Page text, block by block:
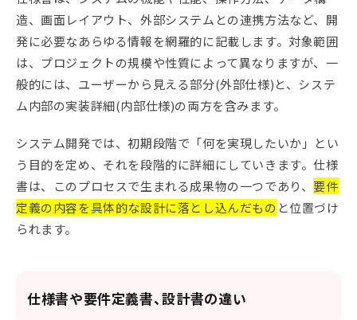
造、画面レイアウト、外部システムとの連携方法など、開
発に必要なあらゆる情報を網羅的に記載します。対象範囲
は、プロジェクトの規模や性質によって異なりますが、一
般的には、ユーザーから見える部分(外部仕様)と、システ
ム内部の実装詳細(内部仕様)の両方を含みます。
システム開発では、初期段階で「何を実現したいか」とい
う目的を定め、それを段階的に詳細にしていきます。仕様
書は、このプロセスで生まれる成果物の一つであり、 要件
定義の内容を具体的な設計に落とし込んだもの と位置づけ
られます。
仕様書や要件定義書、設計書の違い